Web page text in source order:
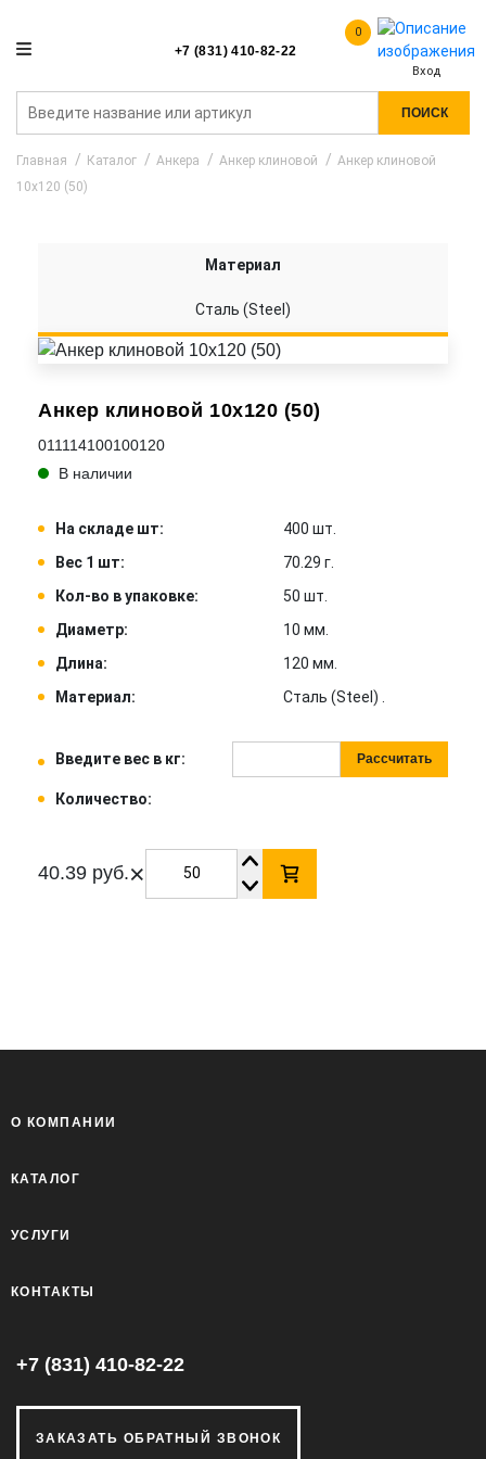
+7 (831) 410-82-22
0
Вход
ПОИСК
Главная Каталог Анкера Анкер клиновой
Анкер клиновой
10x120 (50)
Анкер клиновой 10x120 (50)
011114100100120
В наличии
На складе шт:
400 шт.
Вес 1 шт:
70.29 г.
Кол-во в упаковке:
50 шт.
Диаметр:
10 мм.
Длина:
120 мм.
Материал:
Сталь (Steel) .
Введите вес в кг: Рассчитать
Количество:
40.39 руб.×
Материал
Сталь (Steel)
О КОМПАНИИ
КАТАЛОГ
УСЛУГИ
КОНТАКТЫ
+7 (831) 410-82-22
ЗАКАЗАТЬ ОБРАТНЫЙ ЗВОНОК